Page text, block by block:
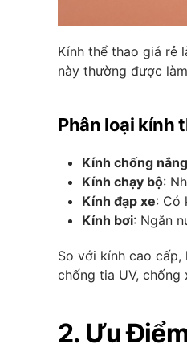
Kính thể thao giá rẻ
này thường được
Phân loại kính
Kính chống
Kính chạy bộ:
Kính đạp xe: Có
Kính bơi: Ngăn
So với kính cao
chống tia UV, chống
2. Ưu